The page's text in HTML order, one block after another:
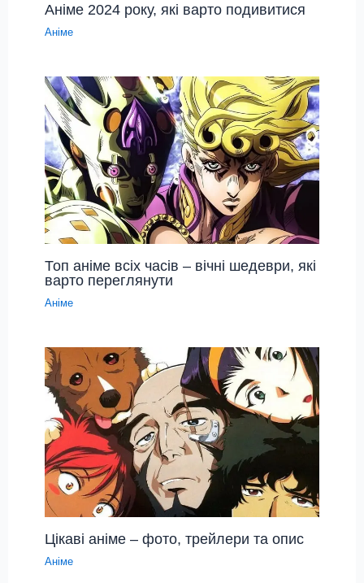
Аніме 2024 року, які варто подивитися
Аніме
Топ аніме всіх часів – вічні шедеври, які
варто переглянути
Аніме
Цікаві аніме – фото, трейлери та опис
Аніме